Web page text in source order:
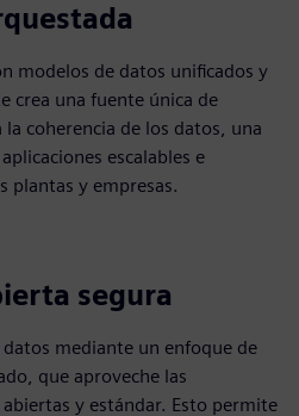
modelos de datos unificados y
crea una fuente única de
coherencia de los datos, una
escalables e
plantas y empresas.
segura
mediante un enfoque de
que aproveche las
y estándar. Esto permite